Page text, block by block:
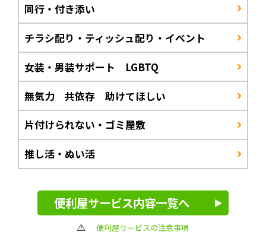
同行・付き添い
チラシ配り・ティッシュ配り・イベント
女装・男装サポート LGBTQ
無気力 共依存 助けてほしい
片付けられない・ゴミ屋敷
推し活・ぬい活
便利屋サービス内容一覧へ
便利屋サービスの注意事項